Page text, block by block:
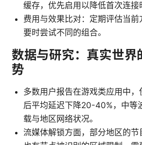
缓存，优先启用以降低首次连接
费用与效果比对：定期评估当
要时尝试不同的组合。
数据与研究：真实世界
势
多数用户报告在游戏类应用中
后平均延迟下降20-40%，中等
载与地区网络状况。
流媒体解锁方面，部分地区的